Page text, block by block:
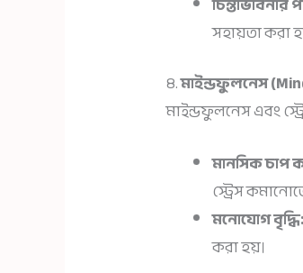
সহায়তা করা
৪.মাইন্ডফুলনেস
মাইন্ডফুলনেস এবং
মানসিক চাপ
স্ট্রেস
মনোযোগ বৃদ্ধি:
করা হয়।